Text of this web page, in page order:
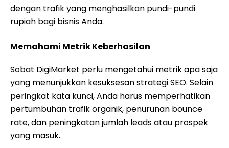
dengan trafik yang menghasilkan pundi-pundi
rupiah bagi bisnis Anda.
Memahami Metrik Keberhasilan
Sobat DigiMarket perlu mengetahui metrik apa saja
yang menunjukkan kesuksesan strategi SEO. Selain
peringkat kata kunci, Anda harus memperhatikan
pertumbuhan trafik organik, penurunan bounce
rate, dan peningkatan jumlah leads atau prospek
yang masuk.